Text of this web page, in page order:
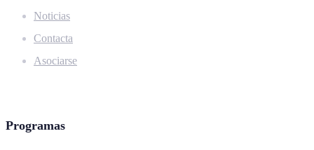
Noticias
Contacta
Asociarse
Programas